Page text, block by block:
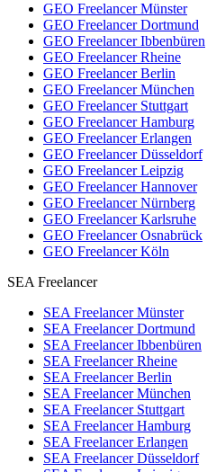
GEO Freelancer Münster
GEO Freelancer Dortmund
GEO Freelancer Ibbenbüren
GEO Freelancer Rheine
GEO Freelancer Berlin
GEO Freelancer München
GEO Freelancer Stuttgart
GEO Freelancer Hamburg
GEO Freelancer Erlangen
GEO Freelancer Düsseldorf
GEO Freelancer Leipzig
GEO Freelancer Hannover
GEO Freelancer Nürnberg
GEO Freelancer Karlsruhe
GEO Freelancer Osnabrück
GEO Freelancer Köln
SEA Freelancer
SEA Freelancer Münster
SEA Freelancer Dortmund
SEA Freelancer Ibbenbüren
SEA Freelancer Rheine
SEA Freelancer Berlin
SEA Freelancer München
SEA Freelancer Stuttgart
SEA Freelancer Hamburg
SEA Freelancer Erlangen
SEA Freelancer Düsseldorf